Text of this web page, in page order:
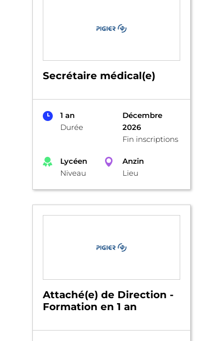
Secrétaire médical(e)
1 an
Durée
Décembre
2026
Fin inscriptions
Lycéen
Niveau
Anzin
Lieu
Attaché(e) de Direction -
Formation en 1 an